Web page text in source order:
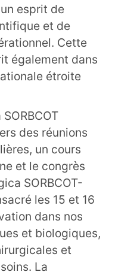
esprit de
et de
Cette
également dans
étroite
des réunions
un cours
et le congrès
SORBCOT-
les 15 et 16
dans nos
et biologiques,
et
La